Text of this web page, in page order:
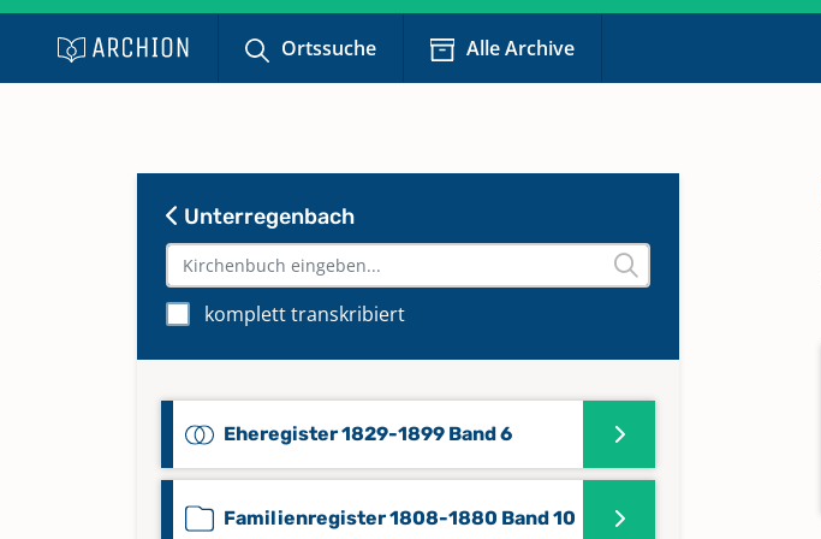
Ortssuche Alle Archive
Unterregenbach
komplett transkribiert
Eheregister 1829-1899 Band 6
Familienregister 1808-1880 Band 10